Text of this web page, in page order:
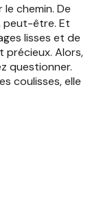
chemin. De
peut-être. Et
lisses et de
précieux. Alors,
questionner.
coulisses, elle